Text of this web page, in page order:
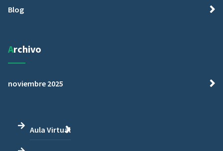
Blog
Archivo
noviembre 2025
Aula Virtual